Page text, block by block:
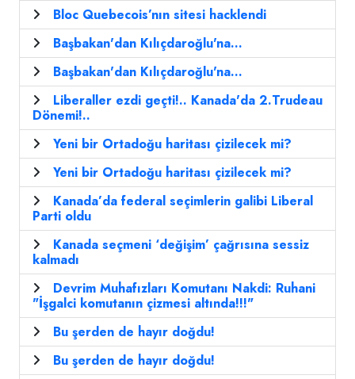
Bloc Quebecois’nın sitesi hacklendi
Başbakan'dan Kılıçdaroğlu'na...
Başbakan'dan Kılıçdaroğlu'na...
Liberaller ezdi geçti!.. Kanada'da 2.Trudeau
Dönemi!..
Yeni bir Ortadoğu haritası çizilecek mi?
Yeni bir Ortadoğu haritası çizilecek mi?
Kanada’da federal seçimlerin galibi Liberal
Parti oldu
Kanada seçmeni ‘değişim’ çağrısına sessiz
kalmadı
Devrim Muhafızları Komutanı Nakdi: Ruhani
"İşgalci komutanın çizmesi altında!!!"
Bu şerden de hayır doğdu!
Bu şerden de hayır doğdu!